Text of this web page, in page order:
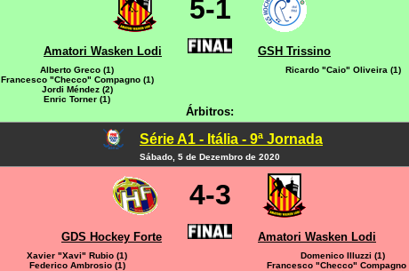
5-1
Amatori Wasken Lodi GSH Trissino
Alberto Greco (1)
Francesco "Checco" Compagno (1)
Jordi Méndez (2)
Enric Torner (1)
Ricardo "Caio" Oliveira (1)
Árbitros:
Série A1 - Itália - 9ª Jornada
Sábado, 5 de Dezembro de 2020
4-3
GDS Hockey Forte Amatori Wasken Lodi
Xavier "Xavi" Rubio (1)
Federico Ambrosio (1)
Domenico Illuzzi (1)
Francesco "Checco" Compagno